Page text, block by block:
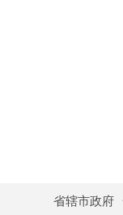
省辖市政府